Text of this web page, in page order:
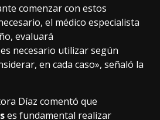
comenzar con estos
el médico especialista
evaluará
es necesario utilizar según
en cada caso», señaló la
Díaz comentó que
es fundamental realizar